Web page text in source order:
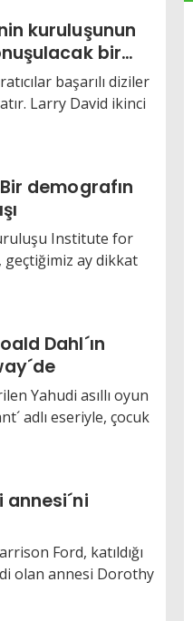
kuruluşunun
bir
başarılı diziler
Larry David ikinci
demografın
Institute for
geçtiğimiz ay dikkat
Dahl´ın
Yahudi asıllı oyun
adlı eseriyle, çocuk
annesi´ni
Ford, katıldığı
olan annesi Dorothy